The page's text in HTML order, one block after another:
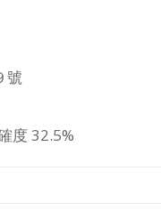
號
度 32.5%